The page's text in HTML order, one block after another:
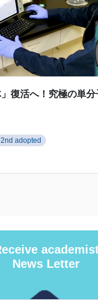
」復活へ！究極の単
adopted
News Letter